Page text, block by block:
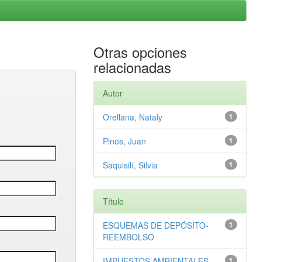
Otras opciones
relacionadas
Autor
1
Orellana, Nataly
1
Pinos, Juan
1
Saquisilí, Silvia
Título
1
ESQUEMAS DE DEPÓSITO-
REEMBOLSO